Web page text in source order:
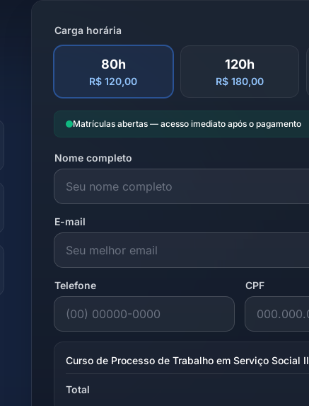
Carga horária
80h
R$ 120,00
120h
R$ 180,00
Matrículas abertas — acesso imediato após o pagamento
Nome completo
E-mail
Telefone CPF
Curso de Processo de Trabalho em Serviço Social II
Total